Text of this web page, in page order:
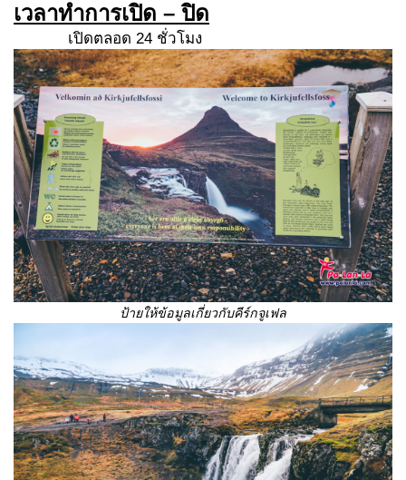
เวลาทำการเปิด – ปิด
เปิดตลอด 24 ชั่วโมง
ป้ายให้ข้อมูลเกี่ยวกับคีร์กจูเฟล